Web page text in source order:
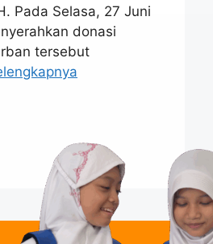
Pada Selasa, 27 Juni
donasi
tersebut